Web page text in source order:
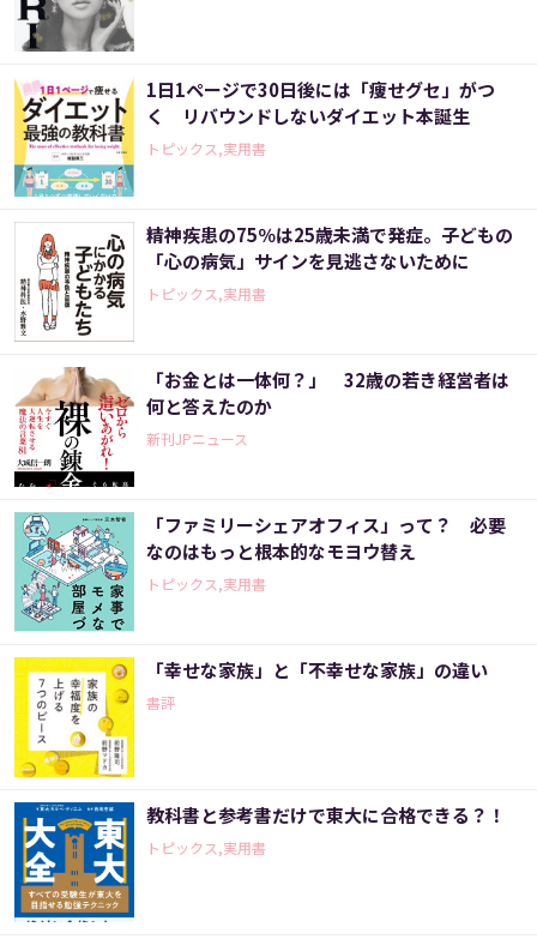
1日1ページで30日後には「痩せグセ」がつ
く リバウンドしないダイエット本誕生
トピックス,実用書
精神疾患の75％は25歳未満で発症。子どもの
「心の病気」サインを見逃さないために
トピックス,実用書
「お金とは一体何？」 32歳の若き経営者は
何と答えたのか
新刊JPニュース
「ファミリーシェアオフィス」って？ 必要
なのはもっと根本的なモヨウ替え
トピックス,実用書
「幸せな家族」と「不幸せな家族」の違い
書評
教科書と参考書だけで東大に合格できる？！
トピックス,実用書